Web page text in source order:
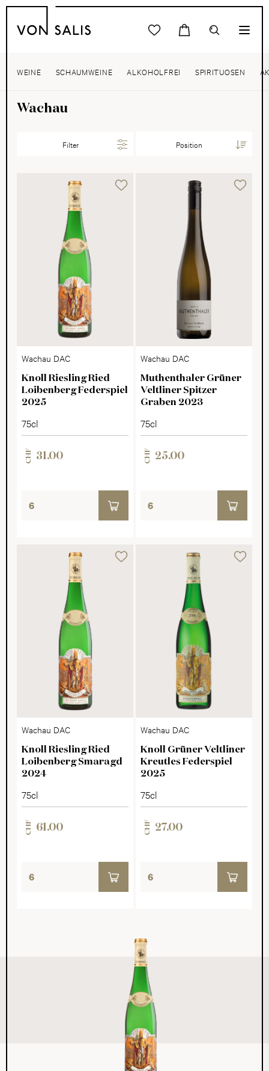
WEINE SCHAUMWEINE ALKOHOLFREI SPIRITUOSEN
Wachau
Filter
Wachau DAC
Knoll Riesling Ried
Loibenberg Federspiel
2025
75cl
CHF 31.00
Wachau DAC
Muthenthaler Grüner
Veltliner Spitzer
Graben 2023
75cl
CHF 25.00
Wachau DAC
Knoll Riesling Ried
Loibenberg Smaragd
2024
75cl
CHF 61.00
Wachau DAC
Knoll Grüner Veltliner
Kreutles Federspiel
2025
75cl
CHF 27.00